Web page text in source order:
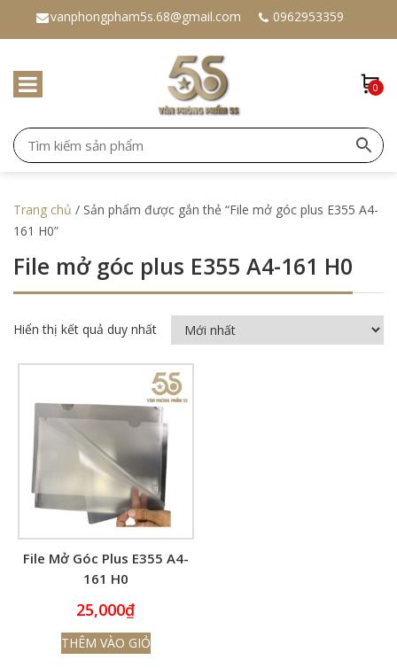
vanphongpham5s.68@gmail.com 0962953359
0
Trang chủ / Sản phẩm được gắn thẻ “File mở góc plus E355 A4-
161 H0”
File mở góc plus E355 A4-161 H0
Hiển thị kết quả duy nhất
File Mở Góc Plus E355 A4-
161 H0
25,000₫
THÊM VÀO GIỎ